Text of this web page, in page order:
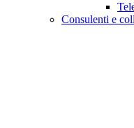
Consulenti e